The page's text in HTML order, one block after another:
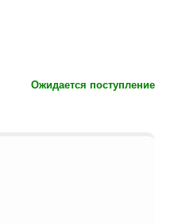
Ожидается поступление